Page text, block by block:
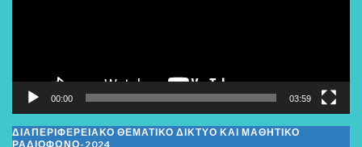
00:00 03:59
ΔΙΑΠΕΡΙΦΕΡΕΙΑΚΌ ΘΕΜΑΤΙΚΌ ΔΊΚΤΥΟ ΚΑΙ ΜΑΘΗΤΙΚΌ
ΡΑΔΙΌΦΩΝΟ-2024